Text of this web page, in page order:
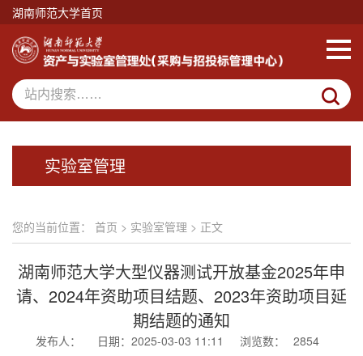
湖南师范大学首页
实验室管理
您的当前位置： 首页 > 实验室管理 > 正文
湖南师范大学大型仪器测试开放基金2025年申
请、2024年资助项目结题、2023年资助项目延
期结题的通知
发布人： 日期：2025-03-03 11:11 浏览数： 2854